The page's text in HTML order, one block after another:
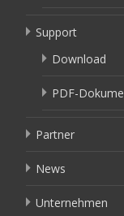
Support
Download
PDF-
Partner
News
Unternehmen